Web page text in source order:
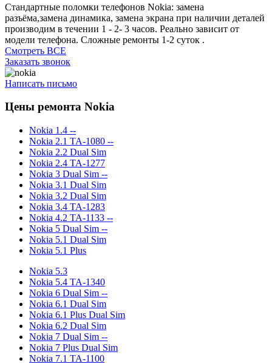
Стандартные поломки телефонов Nokia: замена
разъёма,замена динамика, замена экрана при наличии деталей
производим в течении 1 - 2- 3 часов. Реально зависит от
модели телефона. Сложные ремонты 1-2 суток .
Смотреть ВСЕ
Заказать звонок
Написать письмо
Цены ремонта Nokia
Nokia 1.4 --
Nokia 2.1 TA-1080 --
Nokia 2.2 Dual Sim
Nokia 2.4 TA-1277
Nokia 3 Dual Sim --
Nokia 3.1 Dual Sim
Nokia 3.2 Dual Sim
Nokia 3.4 TA-1283
Nokia 4.2 TA-1133 --
Nokia 5 Dual Sim --
Nokia 5.1 Dual Sim
Nokia 5.1 Plus
Nokia 5.3
Nokia 5.4 TA-1340
Nokia 6 Dual Sim --
Nokia 6.1 Dual Sim
Nokia 6.1 Plus Dual Sim
Nokia 6.2 Dual Sim
Nokia 7 Dual Sim --
Nokia 7 Plus Dual Sim
Nokia 7.1 TA-1100